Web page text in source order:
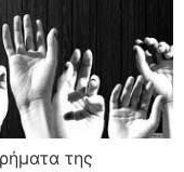
της